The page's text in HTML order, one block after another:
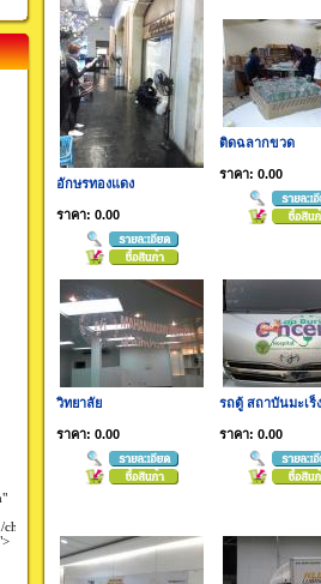
อักษรทองแดง
ราคา: 0.00
ติดฉลากขวด
ราคา: 0.00
วิทยาลัย
ราคา: 0.00
รถตู้ สถาบันมะเร็ง
ราคา: 0.00